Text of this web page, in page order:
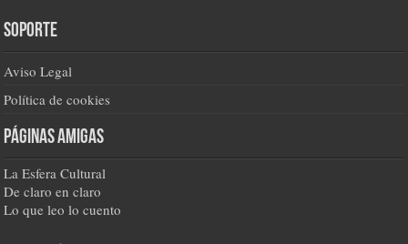
Soporte
Aviso Legal
Política de cookies
Páginas amigas
La Esfera Cultural
De claro en claro
Lo que leo lo cuento